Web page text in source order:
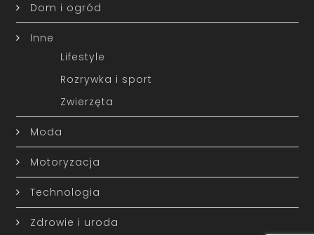
Dom i ogród
Inne
Lifestyle
Rozrywka i sport
Zwierzęta
Moda
Motoryzacja
Technologia
Zdrowie i uroda